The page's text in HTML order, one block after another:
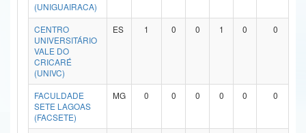
Secretaria-Geral
Secretaria de Governo
Gabinete de Segurança Institucional
Advocacia-Geral da União
Banco Central do Brasil
(UNIGUAIRACA)
CENTRO
UNIVERSITÁRIO
VALE DO
CRICARÉ
(UNIVC)
ES 1 0 0 1 0 0
FACULDADE
SETE LAGOAS
(FACSETE)
MG 0 0 0 0 0 0